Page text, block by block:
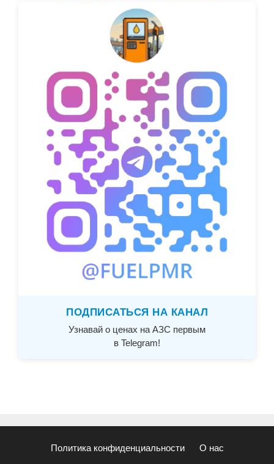
ПОДПИСАТЬСЯ НА КАНАЛ
Узнавай о ценах на АЗС первым
в Telegram!
Политика конфиденциальности О нас